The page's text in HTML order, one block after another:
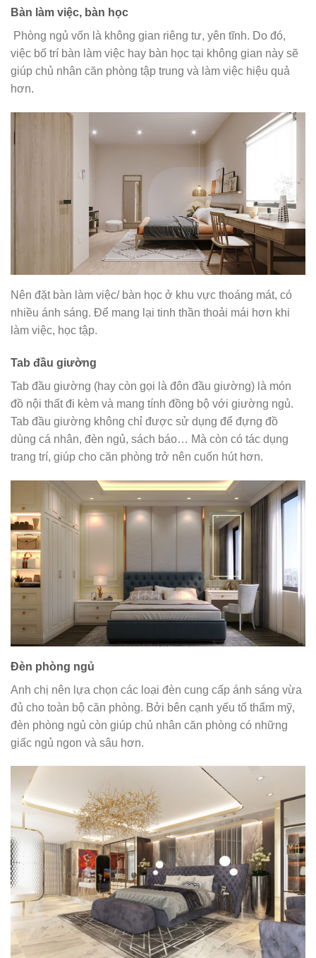
Bàn làm việc, bàn học
Phòng ngủ vốn là không gian riêng tư, yên tĩnh. Do đó,
việc bố trí bàn làm việc hay bàn học tại không gian này sẽ
giúp chủ nhân căn phòng tập trung và làm việc hiệu quả
hơn.
Nên đặt bàn làm việc/ bàn học ở khu vực thoáng mát, có
nhiều ánh sáng. Để mang lại tinh thần thoải mái hơn khi
làm việc, học tập.
Tab đầu giường
Tab đầu giường (hay còn gọi là đôn đầu giường) là món
đồ nội thất đi kèm và mang tính đồng bộ với giường ngủ.
Tab đầu giường không chỉ được sử dụng để đựng đồ
dùng cá nhân, đèn ngủ, sách báo… Mà còn có tác dụng
trang trí, giúp cho căn phòng trở nên cuốn hút hơn.
Đèn phòng ngủ
Anh chị nên lựa chọn các loại đèn cung cấp ánh sáng vừa
đủ cho toàn bộ căn phòng. Bởi bên cạnh yếu tố thẩm mỹ,
đèn phòng ngủ còn giúp chủ nhân căn phòng có những
giấc ngủ ngon và sâu hơn.